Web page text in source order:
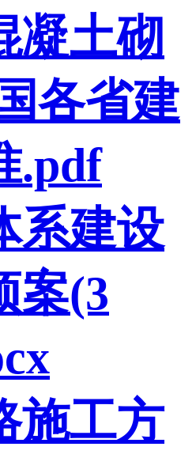
凝土砌
各省建
.pdf
系建设
案(3
施工方